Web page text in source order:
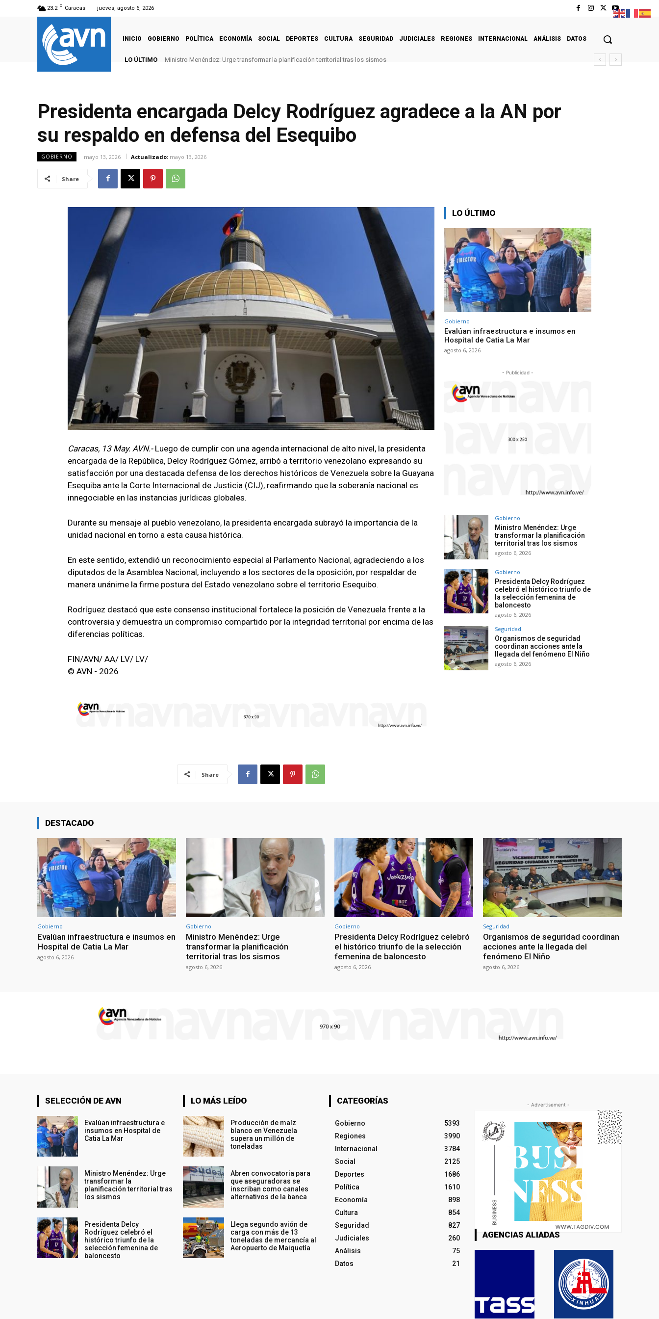
23.2 C Caracas jueves, agosto 6, 2026
INICIO GOBIERNO POLÍTICA ECONOMÍA SOCIAL DEPORTES CULTURA SEGURIDAD JUDICIALES REGIONES INTERNACIONAL ANÁLISIS DATOS
LO ÚLTIMO Ministro Menéndez: Urge transformar la planificación territorial tras los sismos
Presidenta encargada Delcy Rodríguez agradece a la AN por
su respaldo en defensa del Esequibo
GOBIERNO mayo 13, 2026 Actualizado: mayo 13, 2026
Share
Caracas, 13 May. AVN.- Luego de cumplir con una agenda internacional de alto nivel, la presidenta
encargada de la República, Delcy Rodríguez Gómez, arribó a territorio venezolano expresando su
satisfacción por una destacada defensa de los derechos históricos de Venezuela sobre la Guayana
Esequiba ante la Corte Internacional de Justicia (CIJ), reafirmando que la soberanía nacional es
innegociable en las instancias jurídicas globales.
Durante su mensaje al pueblo venezolano, la presidenta encargada subrayó la importancia de la
unidad nacional en torno a esta causa histórica.
En este sentido, extendió un reconocimiento especial al Parlamento Nacional, agradeciendo a los
diputados de la Asamblea Nacional, incluyendo a los sectores de la oposición, por respaldar de
manera unánime la firme postura del Estado venezolano sobre el territorio Esequibo.
Rodríguez destacó que este consenso institucional fortalece la posición de Venezuela frente a la
controversia y demuestra un compromiso compartido por la integridad territorial por encima de las
diferencias políticas.
FIN/AVN/ AA/ LV/ LV/
© AVN - 2026
Share
LO ÚLTIMO
Gobierno
Evalúan infraestructura e insumos en
Hospital de Catia La Mar
agosto 6, 2026
- Publicidad -
Gobierno
Ministro Menéndez: Urge
transformar la planificación
territorial tras los sismos
agosto 6, 2026
Gobierno
Presidenta Delcy Rodríguez
celebró el histórico triunfo de
la selección femenina de
baloncesto
agosto 6, 2026
Seguridad
Organismos de seguridad
coordinan acciones ante la
llegada del fenómeno El Niño
agosto 6, 2026
DESTACADO
Gobierno
Evalúan infraestructura e insumos en
Hospital de Catia La Mar
agosto 6, 2026
Gobierno
Ministro Menéndez: Urge
transformar la planificación
territorial tras los sismos
agosto 6, 2026
Gobierno
Presidenta Delcy Rodríguez celebró
el histórico triunfo de la selección
femenina de baloncesto
agosto 6, 2026
Seguridad
Organismos de seguridad coordinan
acciones ante la llegada del
fenómeno El Niño
agosto 6, 2026
SELECCIÓN DE AVN
Evalúan infraestructura e
insumos en Hospital de
Catia La Mar
Ministro Menéndez: Urge
transformar la
planificación territorial tras
los sismos
Presidenta Delcy
Rodríguez celebró el
histórico triunfo de la
selección femenina de
baloncesto
LO MÁS LEÍDO
Producción de maíz
blanco en Venezuela
supera un millón de
toneladas
Abren convocatoria para
que aseguradoras se
inscriban como canales
alternativos de la banca
Llega segundo avión de
carga con más de 13
toneladas de mercancía al
Aeropuerto de Maiquetía
CATEGORÍAS
Gobierno
5393
Regiones
3990
Internacional
3784
Social
2125
Deportes
1686
Política
1610
Economía
898
Cultura
854
Seguridad
827
Judiciales
260
Análisis
75
Datos
21
- Advertisement -
AGENCIAS ALIADAS